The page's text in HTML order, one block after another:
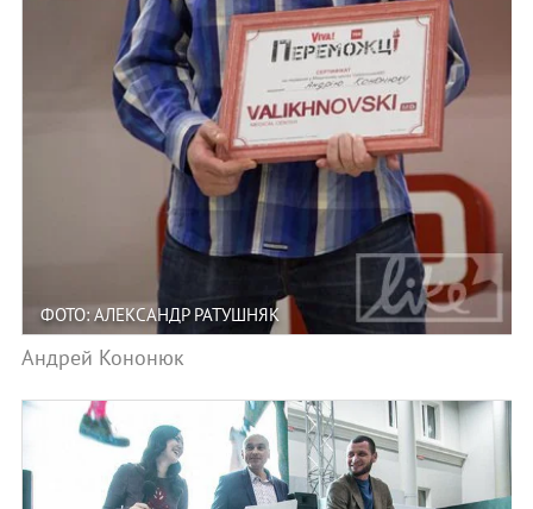
ФОТО: АЛЕКСАНДР РАТУШНЯК
Андрей Кононюк